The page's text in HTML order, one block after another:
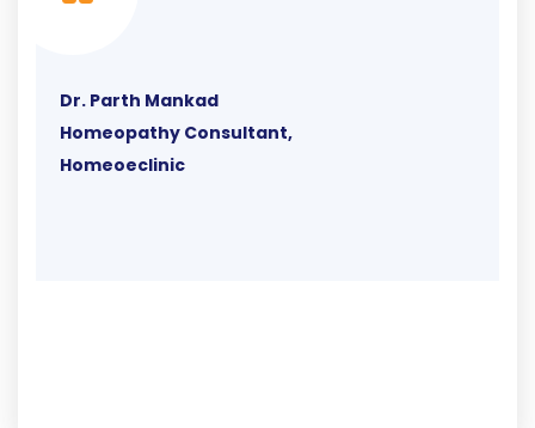
Dr. Parth Mankad
Homeopathy Consultant,
Homeoeclinic